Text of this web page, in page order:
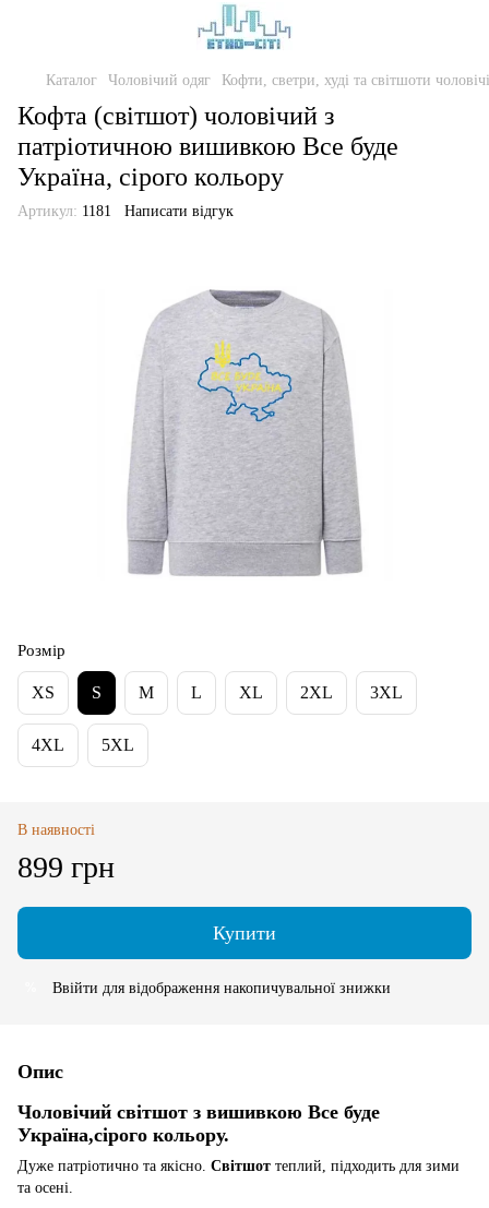
Каталог Чоловічий одяг Кофти, светри, худі та світшоти чоловічі
Кофта (світшот) чоловічий з
патріотичною вишивкою Все буде
Україна, сірого кольору
Артикул: 1181 Написати відгук
Розмір
XS S M L XL 2XL 3XL
4XL 5XL
В наявності
899 грн
Купити
Ввійти для відображення накопичувальної знижки
Опис
Чоловічий світшот з вишивкою Все буде
Україна,сірого кольору.
Дуже патріотично та якісно. Світшот теплий, підходить для зими
та осені.